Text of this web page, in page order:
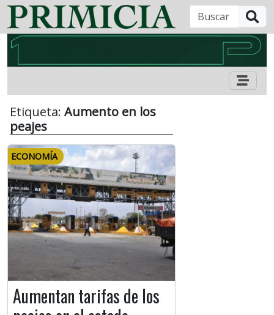
Etiqueta: Aumento en los
peajes
ECONOMÍA
Aumentan tarifas de los